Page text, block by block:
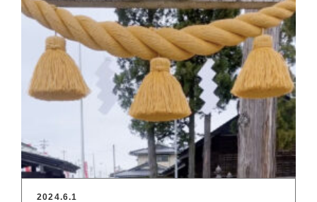
2024.6.1